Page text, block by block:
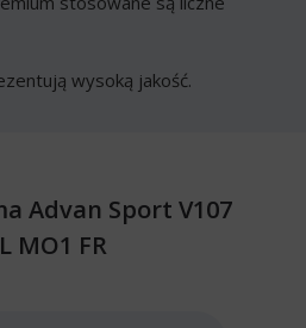
wysoką jakość.
Advan Sport V107
MO1 FR